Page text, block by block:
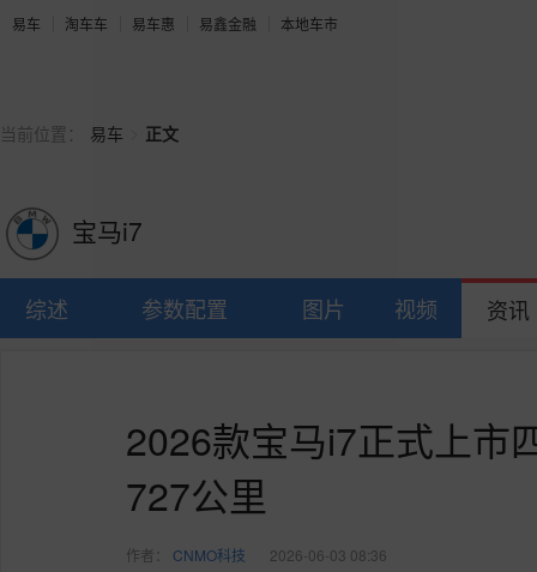
易车 淘车车 易车惠 易鑫金融 本地车市
当前位置： 易车 正文
宝马i7
综述 参数配置 图片 视频 资讯
2026款宝马i7正式上市
727公里
作者： CNMO科技 2026-06-03 08:36